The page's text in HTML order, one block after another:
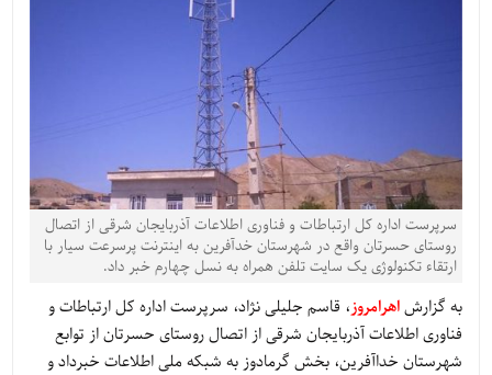
سرپرست اداره کل ارتباطات و فناوری اطلاعات آذربایجان شرقی از اتصال
روستای حسرتان واقع در شهرستان خدآفرین به اینترنت پرسرعت سیار با
ارتقاء تکنولوژی یک سایت تلفن همراه به نسل چهارم خبر داد.
به گزارشاهرامروز، قاسم جلیلی نژاد، سرپرست اداره کل ارتباطات و
فناوری اطلاعات آذربایجان شرقی از اتصال روستای حسرتان از توابع
شهرستان خداآفرین، بخش گرمادوز به شبکه ملی اطلاعات خبرداد و